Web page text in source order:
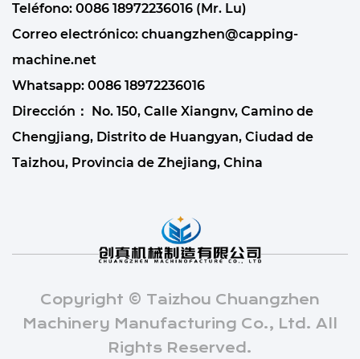
Teléfono: 0086 18972236016 (Mr. Lu)
Correo electrónico: chuangzhen@capping-
machine.net
Whatsapp: 0086 18972236016
Dirección： No. 150, Calle Xiangnv, Camino de
Chengjiang, Distrito de Huangyan, Ciudad de
Taizhou, Provincia de Zhejiang, China
Copyright © Taizhou Chuangzhen
Machinery Manufacturing Co., Ltd. All
Rights Reserved.